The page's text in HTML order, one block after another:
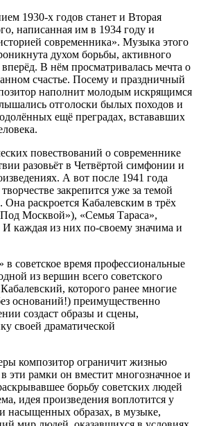
1930-х годов станет и Вторая
написанная им в 1934 году и
современника». Музыка этого
духом борьбы, активного
В нём просматривалась мечта о
счастье. Посему и праздничный
наполнит молодым искрящимся
отголоски былых походов и
ещё преградах, встававших
повествований о современнике
разовьёт в Четвёртой симфонии и
А вот после 1941 года
закрепится уже за темой
раскроется Кабалевским в трёх
Москвой»), «Семья Тараса»,
каждая из них по-своему значима и
в советское время профессиональные
из вершин всего советского
которого ранее многие
оснований!) преимущественно
создаст образы и сцены,
своей драматической
композитор ограничит жизнью
эти рамки он вместит многозначное и
борьбу советских людей
идея произведения воплотится у
насыщенных образах, в музыке,